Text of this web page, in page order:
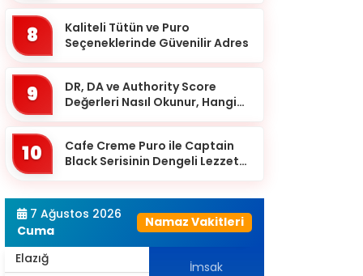
8
Kaliteli Tütün ve Puro
Seçeneklerinde Güvenilir Adres
9
DR, DA ve Authority Score
Değerleri Nasıl Okunur, Hangi
10
Cafe Creme Puro ile Captain
Black Serisinin Dengeli Lezzet
7 Ağustos 2026
Cuma
Namaz Vakitleri
Burdur
Bursa
Çanakkale
Çankırı
Çorum
Denizli
Diyarbakır
Düzce
Edirne
Elazığ
İmsak